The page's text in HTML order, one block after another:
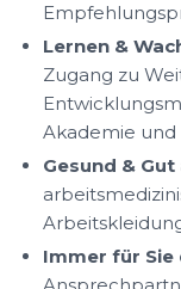
Lernen &
Zugang zu
Akademie
Gesund &
Immer für Sie